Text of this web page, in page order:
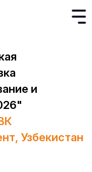
и
Узбекистан